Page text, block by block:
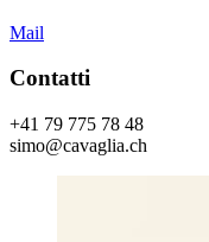
Mail
Contatti
+41 79 775 78 48
simo@cavaglia.ch